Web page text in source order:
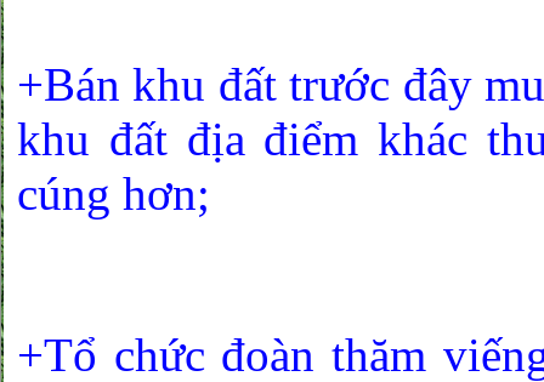
+Bán khu đất trước đây
khu đất địa điểm khác
cúng hơn;
+Tổ chức đoàn thăm